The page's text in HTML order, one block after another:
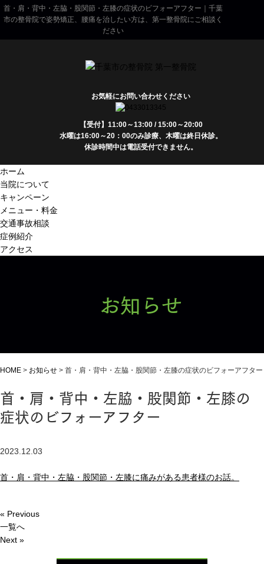
首・肩・背中・左脇・股関節・左膝の症状のビフォーアフター｜千葉
市の整骨院で姿勢矯正、腰痛を治したい方は、第一整骨院にご相談く
ださい
お気軽にお問い合わせください
【受付】11:00～13:00 / 15:00～20:00
水曜は16:00～20：00のみ診療、木曜は終日休診。
休診時間中は電話受付できません。
ホーム
当院について
キャンペーン
メニュー・料金
交通事故相談
症例紹介
アクセス
お知らせ
HOME > お知らせ > 首・肩・背中・左脇・股関節・左膝の症状のビフォーアフター
首・肩・背中・左脇・股関節・左膝の
症状のビフォーアフター
2023.12.03
首・肩・背中・左脇・股関節・左膝に痛みがある患者様のお話。
« Previous
一覧へ
Next »